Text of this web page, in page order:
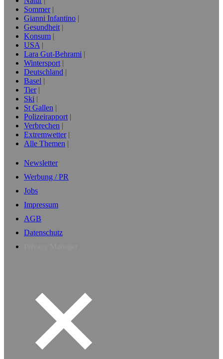
Sommer
Gianni Infantino
Gesundheit
Konsum
USA
Lara Gut-Behrami
Wintersport
Deutschland
Basel
Tier
Ski
St Gallen
Polizeirapport
Verbrechen
Extremwetter
Alle Themen
Newsletter
Werbung / PR
Jobs
Impressum
AGB
Datenschutz